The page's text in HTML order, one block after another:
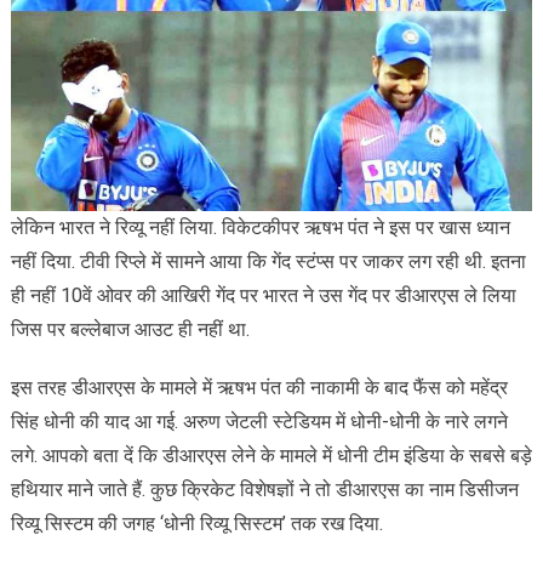
लेकिन भारत ने रिव्यू नहीं लिया. विकेटकीपर ऋषभ पंत ने इस पर खास ध्‍यान
नहीं दिया. टीवी रिप्‍ले में सामने आया कि गेंद स्‍टंप्‍स पर जाकर लग रही थी. इतना
ही नहीं 10वें ओवर की आखिरी गेंद पर भारत ने उस गेंद पर डीआरएस ले लिया
जिस पर बल्लेबाज आउट ही नहीं था.
इस तरह डीआरएस के मामले में ऋषभ पंत की नाकामी के बाद फैंस को महेंद्र
सिंह धोनी की याद आ गई. अरुण जेटली स्टेडियम में धोनी-धोनी के नारे लगने
लगे. आपको बता दें कि डीआरएस लेने के मामले में धोनी टीम इंडिया के सबसे बड़े
हथियार माने जाते हैं. कुछ क्रिकेट विशेषज्ञों ने तो डीआरएस का नाम डिसीजन
रिव्यू सिस्टम की जगह ‘धोनी रिव्यू सिस्टम’ तक रख दिया.